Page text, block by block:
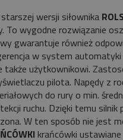
wersji siłownika
wygodne rozwiązanie
gwarantuje również
w system automatyki
użytkownikowi.
pilota. Napędy z
do rury o min.
ruchu. Dzięki temu
W ten sposób nie jest
krańcówki